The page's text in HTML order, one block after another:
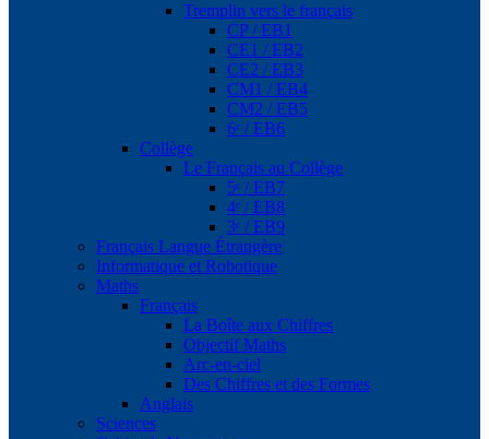
Tremplin vers le français
CP / EB1
CE1 / EB2
CE2 / EB3
CM1 / EB4
CM2 / EB5
6ᵉ / EB6
Collège
Le Français au Collège
5ᵉ / EB7
4ᵉ / EB8
3ᵉ / EB9
Français Langue Étrangère
Informatique et Robotique
Maths
Français
La Boîte aux Chiffres
Objectif Maths
Arc-en-ciel
Des Chiffres et des Formes
Anglais
Sciences